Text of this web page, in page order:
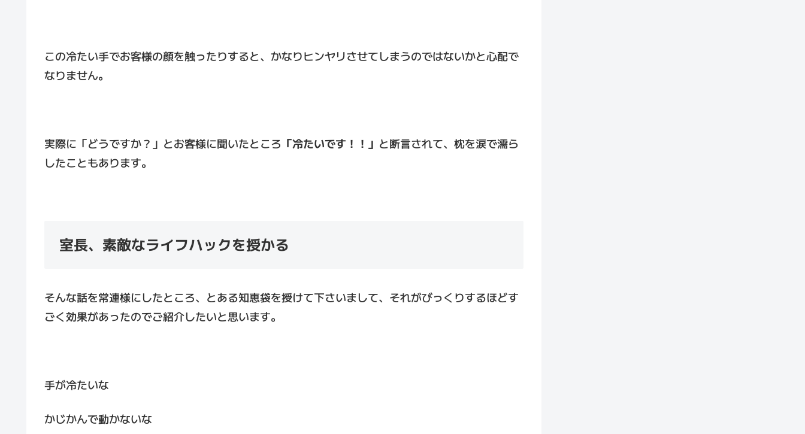
この冷たい手でお客様の顔を触ったりすると、かなりヒンヤリさせてしまうのではないかと心配で
なりません。
実際に「どうですか？」とお客様に聞いたところ 「冷たいです！！」 と断言されて、枕を涙で濡ら
したこともあります。
室長、素敵なライフハックを授かる
そんな話を常連様にしたところ、とある知恵袋を授けて下さいまして、それがびっくりするほどす
ごく効果があったのでご紹介したいと思います。
手が冷たいな
かじかんで動かないな